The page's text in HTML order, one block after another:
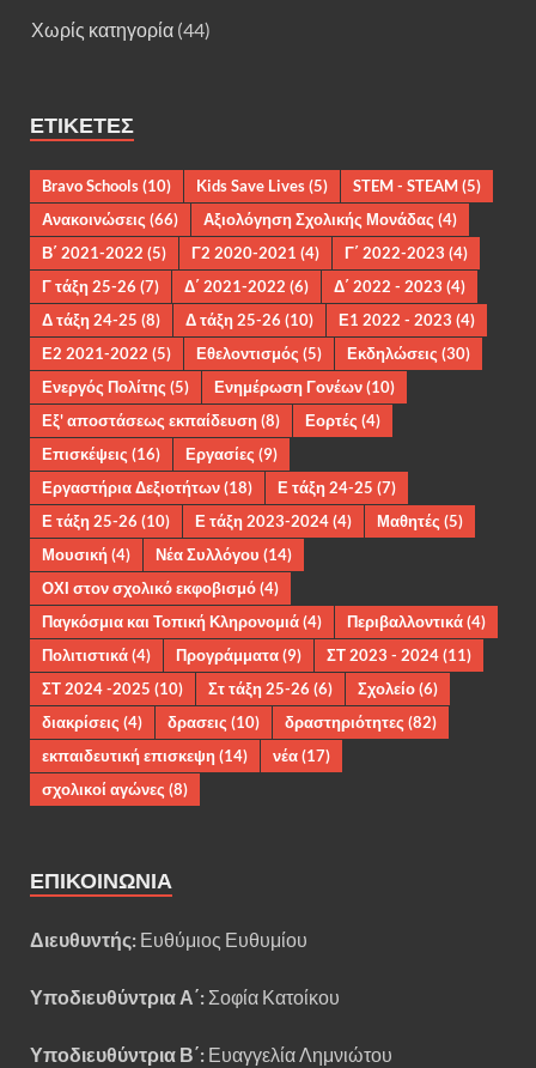
Χωρίς κατηγορία (44)
ΕΤΙΚΈΤΕΣ
Bravo Schools(10) Kids Save Lives(5) STEM - STEAM(5)
Ανακοινώσεις (66) Αξιολόγηση Σχολικής Μονάδας (4)
Β΄ 2021-2022 (5) Γ2 2020-2021 (4) Γ΄ 2022-2023 (4)
Γ τάξη 25-26 (7) Δ΄ 2021-2022 (6) Δ΄ 2022 - 2023 (4)
Δ τάξη 24-25 (8) Δ τάξη 25-26 (10) Ε1 2022 - 2023 (4)
Ε2 2021-2022 (5) Εθελοντισμός (5) Εκδηλώσεις (30)
Ενεργός Πολίτης (5) Ενημέρωση Γονέων(10)
Εξ' αποστάσεως εκπαίδευση(8) Εορτές (4)
Επισκέψεις (16) Εργασίες (9)
Εργαστήρια Δεξιοτήτων(18) Ε τάξη 24-25 (7)
Ε τάξη 25-26 (10) Ε τάξη 2023-2024(4) Μαθητές (5)
Μουσική(4) Νέα Συλλόγου (14)
ΟΧΙ στον σχολικό εκφοβισμό(4)
Παγκόσμια και Τοπική Κληρονομιά(4) Περιβαλλοντικά(4)
Πολιτιστικά(4) Προγράμματα(9) ΣΤ 2023 - 2024(11)
ΣΤ 2024 -2025 (10) Στ τάξη 25-26 (6) Σχολείο(6)
διακρίσεις (4) δρασεις (10) δραστηριότητες (82)
εκπαιδευτική επισκεψη(14) νέα(17)
σχολικοί αγώνες (8)
ΕΠΙΚΟΙΝΩΝΊΑ
Διευθυντής: Ευθύμιος Ευθυμίου
Υποδιευθύντρια Α΄: Σοφία Κατοίκου
Υποδιευθύντρια Β΄: Ευαγγελία Λημνιώτου